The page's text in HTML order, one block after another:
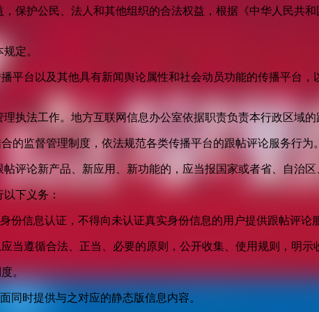
保护公民、法人和其他组织的合法权益，根据《中华人民共
定。
平台以及其他具有新闻舆论属性和社会动员功能的传播平台
执法工作。地方互联网信息办公室依据职责负责本行政区域
的监督管理制度，依法规范各类传播平台的跟帖评论服务行为
评论新产品、新应用、新功能的，应当报国家或者省、自治
下义务：
份信息认证，不得向未认证真实身份信息的用户提供跟帖评论
当遵循合法、正当、必要的原则，公开收集、使用规则，明
。
同时提供与之对应的静态版信息内容。